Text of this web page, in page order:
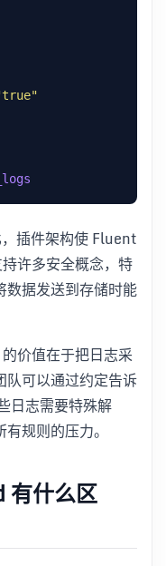
插件架构使 Fluent
许多安全概念，特
数据发送到存储时能
价值在于把日志采
队可以通过约定告诉
日志需要特殊解
规则的压力。
什么区